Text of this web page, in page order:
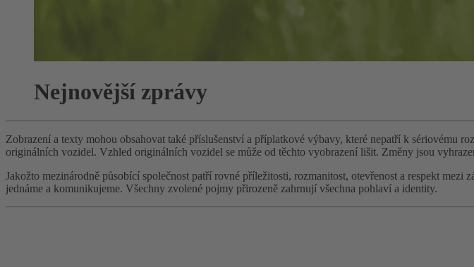
Nejnovější zprávy
Zobrazení a texty mohou obsahovat také příslušenství a příplatkové výbavy, které nepatří k sériovému
originálních vozidel. Vzhled originálních vozidel se může od těchto vyobrazení lišit. Změny jsou
Jakožto mezinárodně působící společnost patří rovné příležitosti, rozmanitost, otevřenost a respekt
jednáme a komunikujeme. Všechny zvolené pojmy přirozeně zahrnují všechna pohlaví a identity.